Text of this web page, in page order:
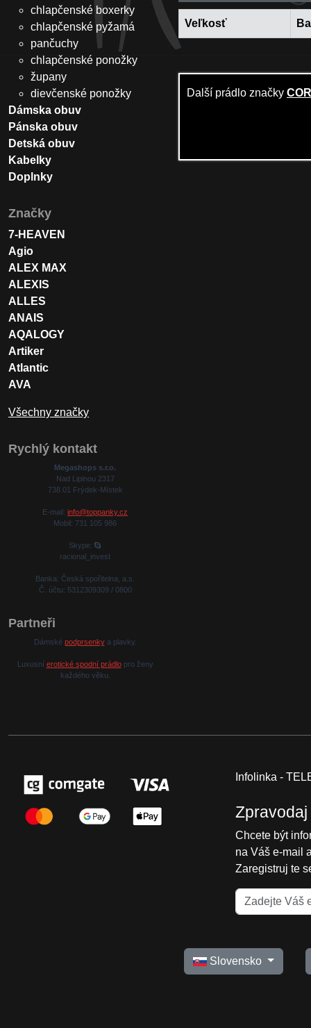
Veľkosť
Další prádlo značky
chlapčenské boxerky
chlapčenské pyžamá
pančuchy
chlapčenské ponožky
župany
dievčenské ponožky
Dámska obuv
Pánska obuv
Detská obuv
Kabelky
Doplnky
Značky
7-HEAVEN
Agio
ALEX MAX
ALEXIS
ALLES
ANAIS
AQALOGY
Artiker
Atlantic
AVA
Všechny značky
Rychlý kontakt
Megashops s.r.o.
Nad Lipinou 2317
738 01 Frýdek-Místek
E-mail: info@toppanky.cz
Mobil: 731 105 986
Skype:
racional_invest
Banka: Česká spořitelna, a.s.
Č. účtu: 5312309309 / 0800
Partneři
Dámské podprsenkya plavky.
Luxusní erotické spodní prádlopro ženy
každého věku.
Infolinka -
Zpravodaj
Chcete být
na Váš e-mail
Zaregistruj te
Slovensko